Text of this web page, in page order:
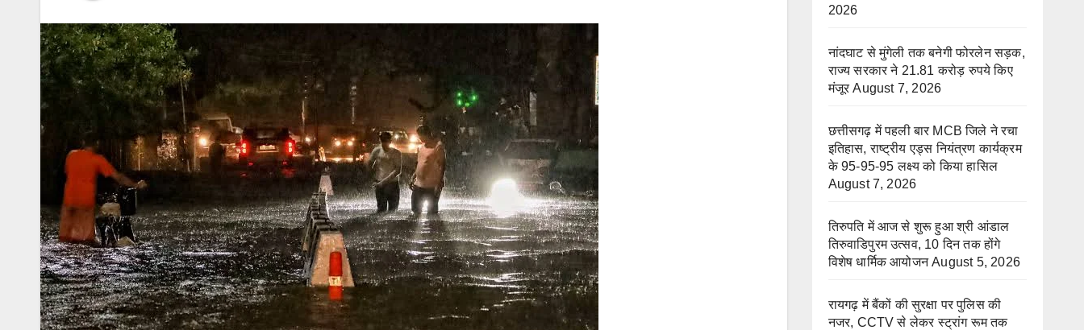
2026
नांदघाट से मुंगेली तक बनेगी फोरलेन सड़क,
राज्य सरकार ने 21.81 करोड़ रुपये किए
मंजूर August 7, 2026
छत्तीसगढ़ में पहली बार MCB जिले ने रचा
इतिहास, राष्ट्रीय एड्स नियंत्रण कार्यक्रम
के 95-95-95 लक्ष्य को किया हासिल
August 7, 2026
तिरुपति में आज से शुरू हुआ श्री आंडाल
तिरुवाडिपुरम उत्सव, 10 दिन तक होंगे
विशेष धार्मिक आयोजन August 5, 2026
रायगढ़ में बैंकों की सुरक्षा पर पुलिस की
नजर, CCTV से लेकर स्ट्रांग रूम तक